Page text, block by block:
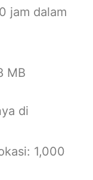
jam dalam
MB
di
1,000